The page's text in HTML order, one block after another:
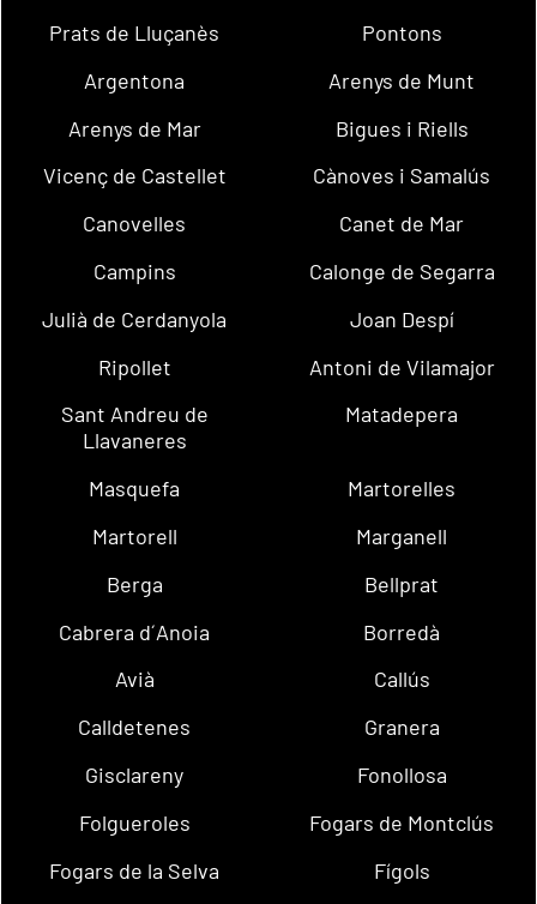
Prats de Lluçanès
Pontons
Argentona
Arenys de Munt
Arenys de Mar
Bigues i Riells
Vicenç de Castellet
Cànoves i Samalús
Canovelles
Canet de Mar
Campins
Calonge de Segarra
Julià de Cerdanyola
Joan Despí
Ripollet
Antoni de Vilamajor
Sant Andreu de
Llavaneres
Matadepera
Masquefa
Martorelles
Martorell
Marganell
Berga
Bellprat
Cabrera d´Anoia
Borredà
Avià
Callús
Calldetenes
Granera
Gisclareny
Fonollosa
Folgueroles
Fogars de Montclús
Fogars de la Selva
Fígols